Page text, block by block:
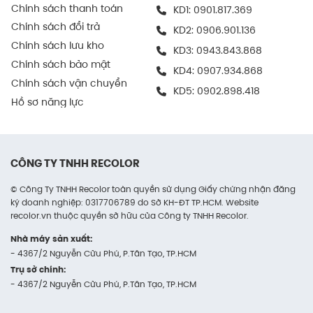
ra nhanh chóng, chính xác.
Trong ngành điện tử
Được nhiều doanh nghiệp sử dụng để chứa và
vận chuyển thiết bị điện tử, phụ kiện máy tính,
linh kiện kỹ thuật số…
Thùng giữ cho sản phẩm an toàn trong cả vận
chuyển nội bộ lẫn giao hàng cuối cùng.
Trong kinh doanh online
Thùng carton là lựa chọn lý tưởng cho các
shop online chuyên xử lý đơn hàng lớn hoặc
các đơn hàng combo.
Chính sách thanh toán
Chính sách đổi trả
Chính sách lưu kho
Chính sách bảo mật
Chính sách vận chuyển
Hồ sơ năng lực
KD1: 0901.817.369
KD2: 0906.901.136
KD3: 0943.843.868
KD4: 0907.934.868
KD5: 0902.898.418
CÔNG TY TNHH RECOLOR
© Công Ty TNHH Recolor toàn quyền sử dụng Giấy chứng nhận đăng
ký doanh nghiệp: 0317706789 do Sở KH-ĐT TP.HCM. Website
recolor.vn thuộc quyền sở hữu của Công ty TNHH Recolor.
Nhà máy sản xuất:
- 4367/2 Nguyễn Cửu Phú, P.Tân Tạo, TP.HCM
Trụ sở chính:
- 4367/2 Nguyễn Cửu Phú, P.Tân Tạo, TP.HCM